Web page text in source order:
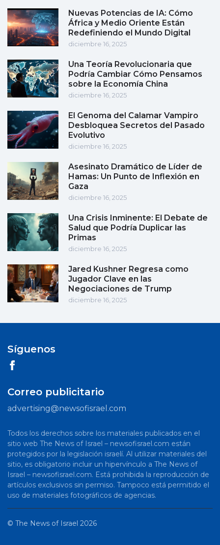
Nuevas Potencias de IA: Cómo
África y Medio Oriente Están
Redefiniendo el Mundo Digital
diciembre 16, 2025
Una Teoría Revolucionaria que
Podría Cambiar Cómo Pensamos
sobre la Economía China
diciembre 16, 2025
El Genoma del Calamar Vampiro
Desbloquea Secretos del Pasado
Evolutivo
diciembre 16, 2025
Asesinato Dramático de Líder de
Hamas: Un Punto de Inflexión en
Gaza
diciembre 16, 2025
Una Crisis Inminente: El Debate de
Salud que Podría Duplicar las
Primas
diciembre 16, 2025
Jared Kushner Regresa como
Jugador Clave en las
Negociaciones de Trump
diciembre 16, 2025
Síguenos
Correo publicitario
advertising@newsofisrael.com
Todos los derechos sobre los materiales publicados en el
sitio web The News of Israel – newsofisrael.com están
protegidos por la legislación israelí. Al utilizar materiales del
sitio, es obligatorio incluir un hipervínculo a The News of
Israel – newsofisrael.com. Está prohibida la reproducción de
artículos exclusivos sin permiso. Tampoco está permitido el
uso de materiales fotográficos de agencias.
© The News of Israel 2026